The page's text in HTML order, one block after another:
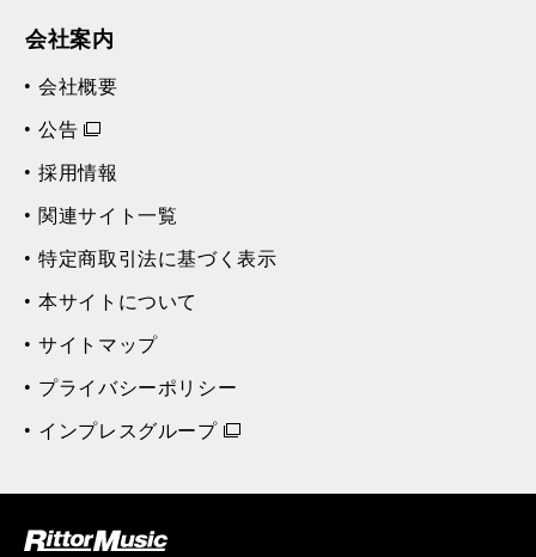
会社案内
会社概要
公告
採用情報
関連サイト一覧
特定商取引法に基づく表示
本サイトについて
サイトマップ
プライバシーポリシー
インプレスグループ
ジック (Rittor Musi